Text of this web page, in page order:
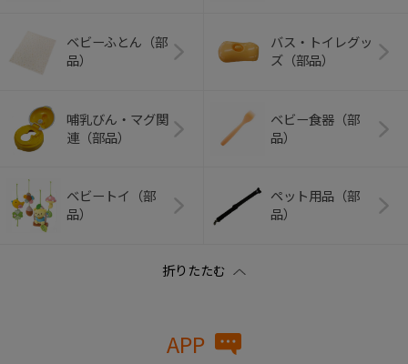
ベビーふとん（部
品）
バス・トイレグッ
ズ（部品）
哺乳びん・マグ関
連（部品）
ベビー食器（部
品）
ベビートイ（部
品）
ペット用品（部
品）
APP